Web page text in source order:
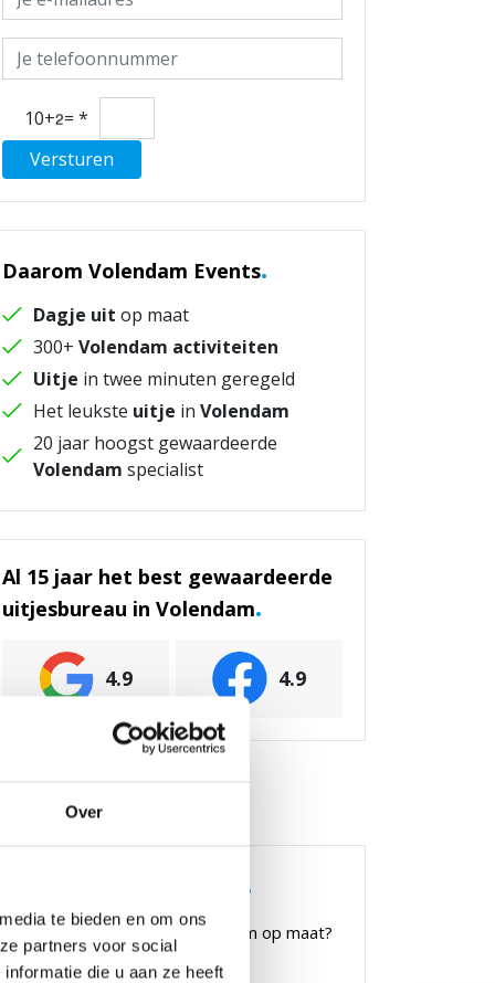
Over
te bieden en om ons
partners voor social
die u aan ze heeft
10+ = *
Versturen
Daarom Volendam Events.
Dagje uit op maat
300+ Volendam activiteiten
Uitje in twee minuten geregeld
Het leukste uitje in Volendam
20 jaar hoogst gewaardeerde
Volendam specialist
Al 15 jaar het best gewaardeerde
uitjesbureau in Volendam.
4.9 4.9
werken ook voor.
.
Op zoek naar een Uitje Volendam op maat?
Stuur ons een e-mail.